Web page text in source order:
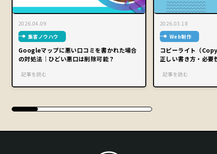
2026.04.09
集客ノウハウ
Googleマップに悪い口コミを書かれた場合
の対処法｜ひどい悪口は削除可能？
記事を読む
2026.03.18
Web制作
コピーライト（
正しい書き方・必要
記事を読む